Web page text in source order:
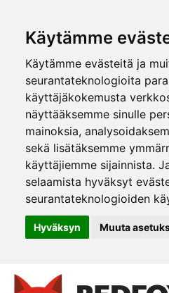
Käytämme
Käytämme evästeitä ja
seurantateknologioita
käyttäjäkokemusta
näyttääksemme sinulle
mainoksia,
sekä lisätäksemme
käyttäjiemme sijainnista.
selaamista hyväksyt
seurantateknologioiden
Hyväksyn Muuta